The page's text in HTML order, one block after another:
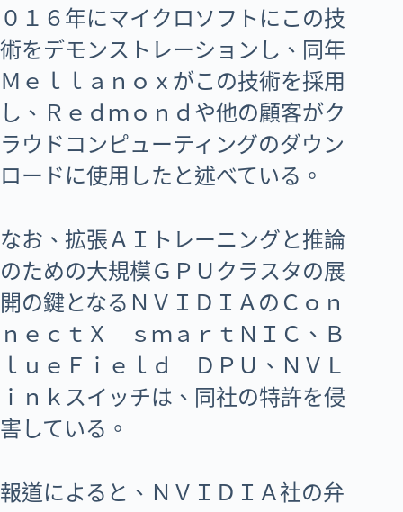
０１６年にマイクロソフトにこの技
術をデモンストレーションし、同年
Ｍｅｌｌａｎｏｘがこの技術を採用
し、Ｒｅｄｍｏｎｄや他の顧客がク
ラウドコンピューティングのダウン
ロードに使用したと述べている。
なお、拡張ＡＩトレーニングと推論
のための大規模ＧＰＵクラスタの展
開の鍵となるＮＶＩＤＩＡのＣｏｎ
ｎｅｃｔＸ ｓｍａｒｔＮＩＣ、Ｂ
ｌｕｅＦｉｅｌｄ ＤＰＵ、ＮＶＬ
ｉｎｋスイッチは、同社の特許を侵
害している。
報道によると、ＮＶＩＤＩＡ社の弁